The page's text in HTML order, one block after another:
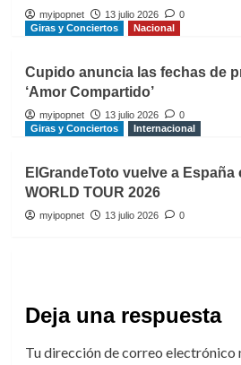
myipopnet 13 julio 2026
0
Giras y Conciertos
Nacional
Cupido anuncia las fechas de
‘Amor Compartido’
myipopnet 13 julio 2026
0
Giras y Conciertos
Internacional
ElGrandeToto vuelve a España
WORLD TOUR 2026
myipopnet 13 julio 2026 0
Deja una respuesta
Tu dirección de correo electrónico